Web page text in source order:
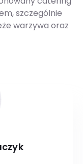
szczególnie
warzywa oraz